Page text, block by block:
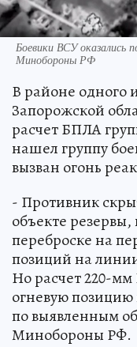
Боевики ВСУ оказались
Минобороны РФ
В районе одного
Запорожской
расчет БПЛА
нашел группу
вызван огонь
- Противник
объекте резервы,
переброске на
позиций на
Но расчет 220-
огневую
по выявленным
Минобороны РФ.